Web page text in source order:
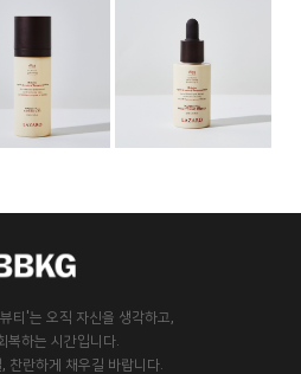
티'는 오직 자신을 생각하고,
복하는 시간입니다.
찬란하게 채우길 바랍니다.